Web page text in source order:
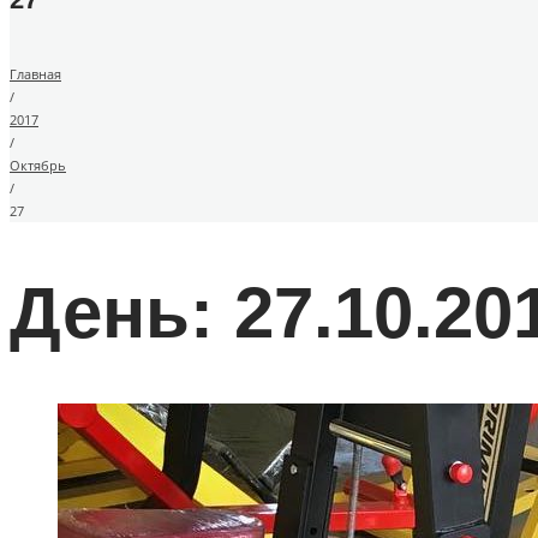
Главная
/
2017
/
Октябрь
/
27
День: